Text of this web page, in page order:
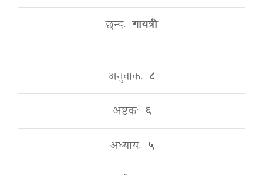
छन्दः गायत्री
अनुवाकः ८
अष्टकः ६
अध्यायः ५